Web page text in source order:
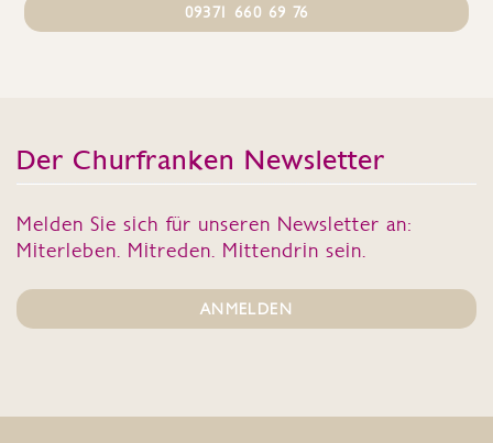
09371 660 69 76
Der Churfranken Newsletter
Melden Sie sich für unseren Newsletter an:
Miterleben. Mitreden. Mittendrin sein.
ANMELDEN